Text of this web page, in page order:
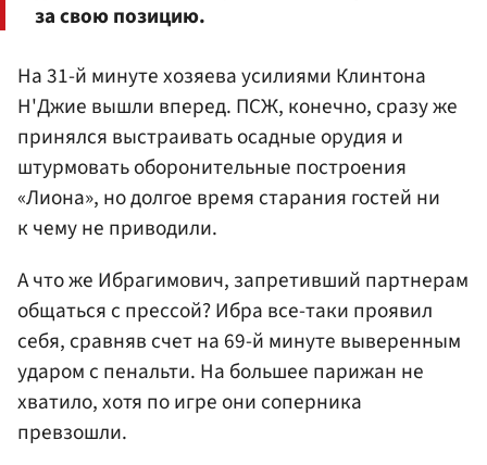
за свою позицию.
На 31-й минуте хозяева усилиями Клинтона
Н'Джие вышли вперед. ПСЖ, конечно, сразу же
принялся выстраивать осадные орудия и
штурмовать оборонительные построения
«Лиона», но долгое время старания гостей ни
к чему не приводили.
А что же Ибрагимович, запретивший партнерам
общаться с прессой? Ибра все-таки проявил
себя, сравняв счет на 69-й минуте выверенным
ударом с пенальти. На большее парижан не
хватило, хотя по игре они соперника
превзошли.